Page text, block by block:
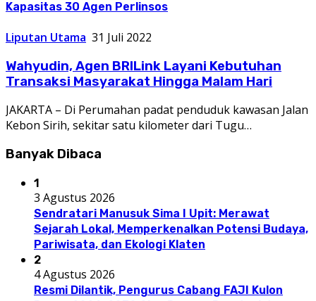
Kapasitas 30 Agen Perlinsos
Liputan Utama 31 Juli 2022
Wahyudin, Agen BRILink Layani Kebutuhan
Transaksi Masyarakat Hingga Malam Hari
JAKARTA – Di Perumahan padat penduduk kawasan Jalan
Kebon Sirih, sekitar satu kilometer dari Tugu…
Banyak Dibaca
1
3 Agustus 2026
Sendratari Manusuk Sima I Upit: Merawat
Sejarah Lokal, Memperkenalkan Potensi Budaya,
Pariwisata, dan Ekologi Klaten
2
4 Agustus 2026
Resmi Dilantik, Pengurus Cabang FAJI Kulon